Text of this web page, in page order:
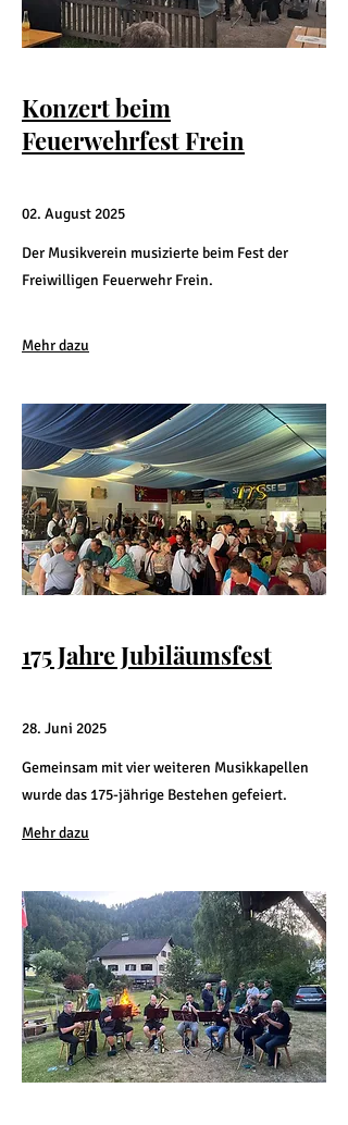
Konzert beim
Feuerwehrfest Frein
02. August 2025
Der Musikverein musizierte beim Fest der
Freiwilligen Feuerwehr Frein.
Mehr dazu
175 Jahre Jubiläumsfest
28. Juni 2025
Gemeinsam mit vier weiteren Musikkapellen
wurde das 175-jährige Bestehen gefeiert.
Mehr dazu